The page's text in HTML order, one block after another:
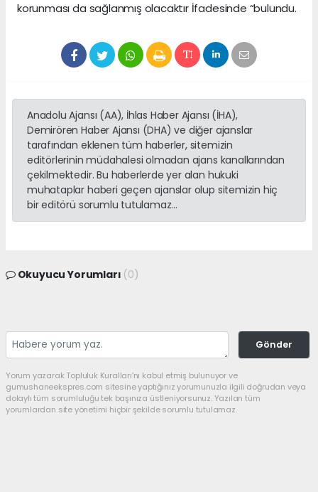
korunması da sağlanmış olacaktır İfadesinde “bulundu.
Anadolu Ajansı (AA), İhlas Haber Ajansı (İHA),
Demirören Haber Ajansı (DHA) ve diğer ajanslar
tarafından eklenen tüm haberler, sitemizin
editörlerinin müdahalesi olmadan ajans kanallarından
çekilmektedir. Bu haberlerde yer alan hukuki
muhataplar haberi geçen ajanslar olup sitemizin hiç
bir editörü sorumlu tutulamaz...
Okuyucu Yorumları (0)
Gönder
Yorum yazarak Topluluk Kuralları’nı kabul etmiş bulunuyor ve
gumushaneekspres.com sitesine yaptığınız yorumunuzla ilgili doğrudan veya
dolaylı tüm sorumluluğu tek başınıza üstleniyorsunuz. Yazılan tüm
yorumlardan site yönetimi hiçbir şekilde sorumlu tutulamaz.